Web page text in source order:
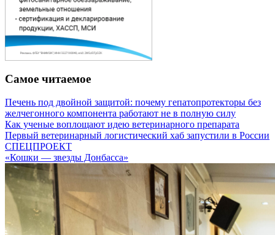
Самое читаемое
Печень под двойной защитой: почему гепатопротекторы без
желчегонного компонента работают не в полную силу
Как ученые воплощают идею ветеринарного препарата
Первый ветеринарный логистический хаб запустили в России
СПЕЦПРОЕКТ
«Кошки — звезды Донбасса»